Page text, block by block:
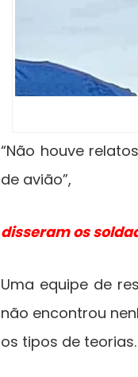
“Não houve
de avião”,
disseram os
Uma equipe de
não encontrou
os tipos de teorias.